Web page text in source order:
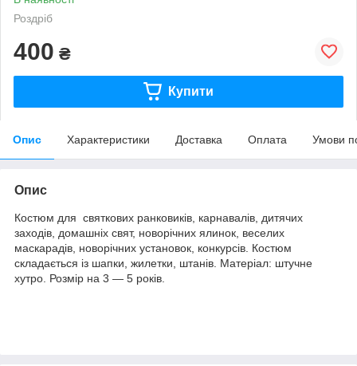
Роздріб
400 ₴
Купити
Опис Характеристики Доставка Оплата Умови
Опис
Костюм для святкових ранковиків, карнавалів, дитячих
заходів, домашніх свят, новорічних ялинок, веселих
маскарадів, новорічних установок, конкурсів. Костюм
складається із шапки, жилетки, штанів. Матеріал: штучне
хутро. Розмір на 3 — 5 років.